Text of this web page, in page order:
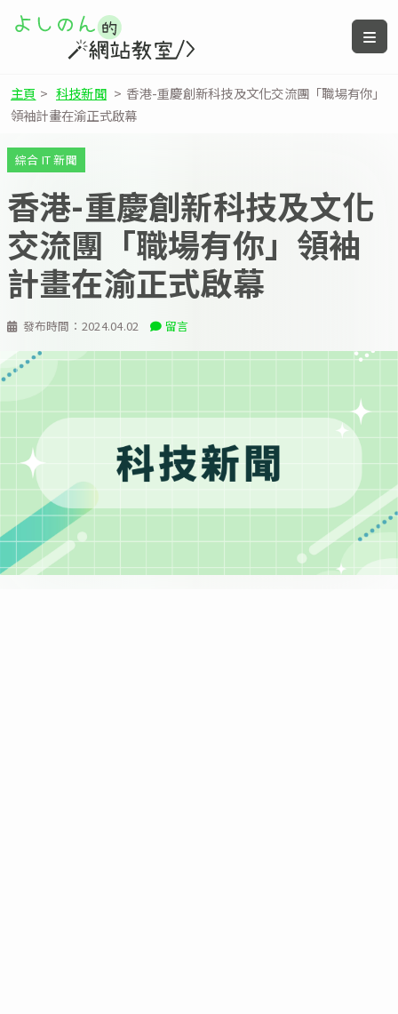
主頁 > 科技新聞 > 香港-重慶創新科技及文化交流團「職場有你」
領袖計畫在渝正式啟幕
發布時間： 2024.04.02 留言
綜合 IT 新聞
香港-重慶創新科技及文化
交流團「職場有你」領袖
計畫在渝正式啟幕